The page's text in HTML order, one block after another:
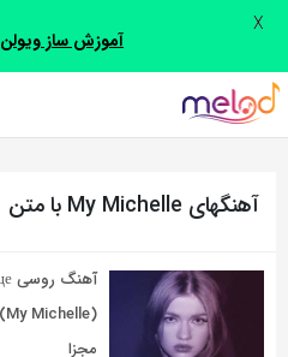
اشتراک
با
از
زیر
می‌توانید
آهنگهای My Michelle با متن
مجزا
آموزش ساز ویولن
X